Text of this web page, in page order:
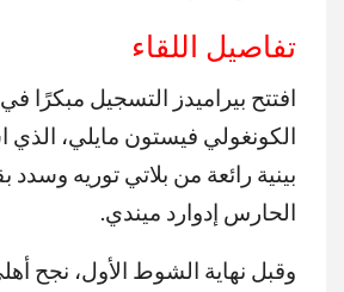
تفاصيل اللقاء
الكونغولي فيستون مايلي، الذي
بينية رائعة من بلاتي توريه
الحارس إدوارد ميندي.
وقبل نهاية الشوط الأول، نجح